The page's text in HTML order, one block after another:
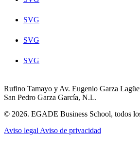
SVG
SVG
SVG
Rufino Tamayo y Av. Eugenio Garza
San Pedro Garza García, N.L.
© 2026. EGADE Business School, todos
Aviso legal Aviso de privacidad